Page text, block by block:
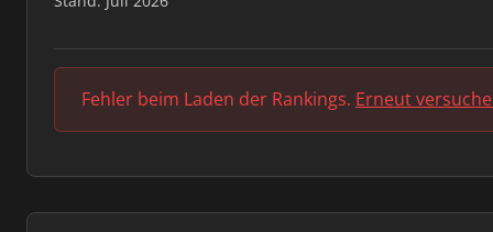
Fehler beim Laden der Rankings. Erneut